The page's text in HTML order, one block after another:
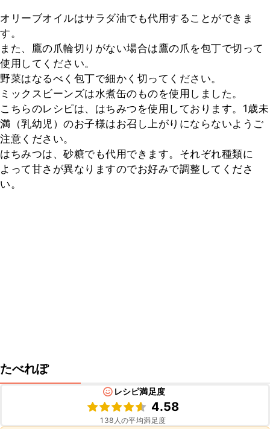
オリーブオイルはサラダ油でも代用することができま
す。
また、鷹の爪輪切りがない場合は鷹の爪を包丁で切って
使用してください。
野菜はなるべく包丁で細かく切ってください。
ミックスビーンズは水煮缶のものを使用しました。
こちらのレシピは、はちみつを使用しております。1歳未
満（乳幼児）のお子様はお召し上がりにならないようご
注意ください。
はちみつは、砂糖でも代用できます。それぞれ種類に
よって甘さが異なりますのでお好みで調整してくださ
い。
たべれぽ
レシピ満足度
4.58
138 人の平均満足度